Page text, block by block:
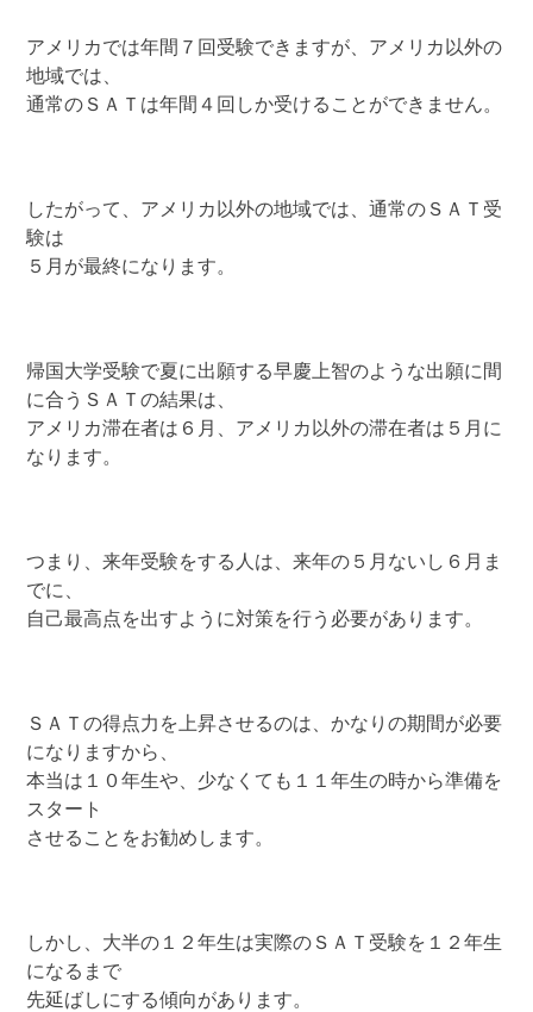
アメリカでは年間７回受験できますが、アメリカ以外の
地域では、
通常のＳＡＴは年間４回しか受けることができません。
したがって、アメリカ以外の地域では、通常のＳＡＴ受
験は
５月が最終になります。
帰国大学受験で夏に出願する早慶上智のような出願に間
に合うＳＡＴの結果は、
アメリカ滞在者は６月、アメリカ以外の滞在者は５月に
なります。
つまり、来年受験をする人は、来年の５月ないし６月ま
でに、
自己最高点を出すように対策を行う必要があります。
ＳＡＴの得点力を上昇させるのは、かなりの期間が必要
になりますから、
本当は１０年生や、少なくても１１年生の時から準備を
スタート
させることをお勧めします。
しかし、大半の１２年生は実際のＳＡＴ受験を１２年生
になるまで
先延ばしにする傾向があります。